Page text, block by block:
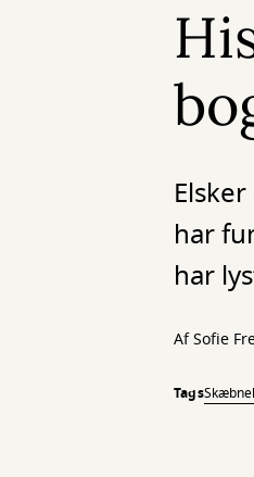
har
har
AfSofie
Tags